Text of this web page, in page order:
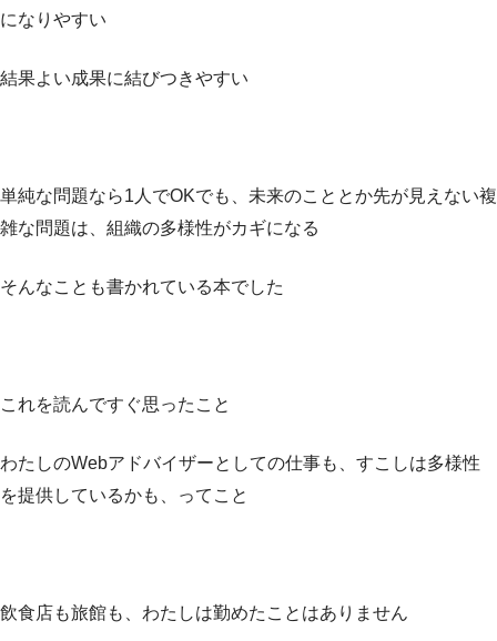
になりやすい
結果よい成果に結びつきやすい
単純な問題なら1人でOKでも、未来のこととか先が見えない複
雑な問題は、組織の多様性がカギになる
そんなことも書かれている本でした
これを読んですぐ思ったこと
わたしのWebアドバイザーとしての仕事も、すこしは多様性
を提供しているかも、ってこと
飲食店も旅館も、わたしは勤めたことはありません